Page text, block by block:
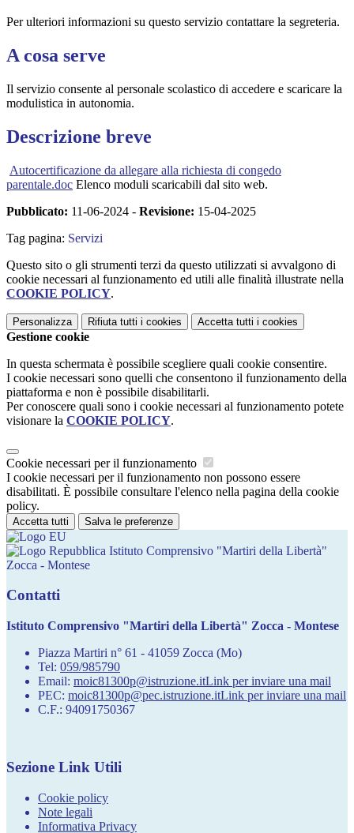
Per ulteriori informazioni su questo servizio contattare la segreteria.
A cosa serve
Il servizio consente al personale scolastico di accedere e scaricare la
modulistica in autonomia.
Descrizione breve
Autocertificazione da allegare alla richiesta di congedo
parentale.doc Elenco moduli scaricabili dal sito web.
Pubblicato: 11-06-2024 - Revisione: 15-04-2025
Tag pagina: Servizi
Questo sito o gli strumenti terzi da questo utilizzati si avvalgono di
cookie necessari al funzionamento ed utili alle finalità illustrate nella
COOKIE POLICY.
Personalizza Rifiuta tutti i cookies Accetta tutti i cookies
Gestione cookie
In questa schermata è possibile scegliere quali cookie consentire.
I cookie necessari sono quelli che consentono il funzionamento della
piattaforma e non è possibile disabilitarli.
Per conoscere quali sono i cookie necessari al funzionamento potete
visionare la COOKIE POLICY.
Cookie necessari per il funzionamento
I cookie necessari per il funzionamento non possono essere
disabilitati. È possibile consultare l'elenco nella pagina della cookie
policy.
Accetta tutti Salva le preferenze
Istituto Comprensivo "Martiri della Libertà"
Zocca - Montese
Contatti
Istituto Comprensivo "Martiri della Libertà" Zocca - Montese
Piazza Martiri n° 61 - 41059 Zocca (Mo)
Tel: 059/985790
Email: moic81300p@istruzione.itLink per inviare una mail
PEC: moic81300p@pec.istruzione.itLink per inviare una mail
C.F.: 94091750367
Sezione Link Utili
Cookie policy
Note legali
Informativa Privacy